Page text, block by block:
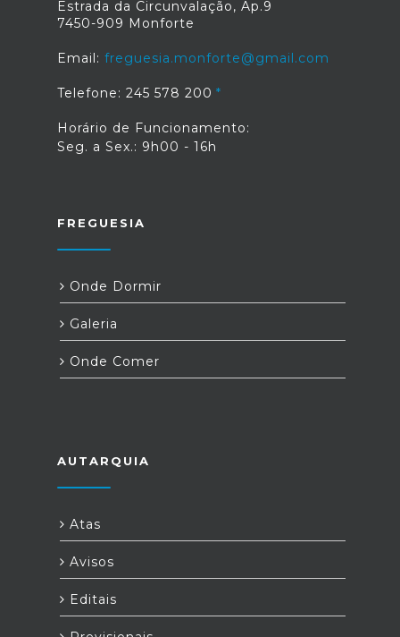
Estrada da Circunvalação, Ap.9
7450-909 Monforte
Email: freguesia.monforte@gmail.com
Telefone: 245 578 200
Horário de Funcionamento:
Seg. a Sex.: 9h00 - 16h
FREGUESIA
Onde Dormir
Galeria
Onde Comer
AUTARQUIA
Atas
Avisos
Editais